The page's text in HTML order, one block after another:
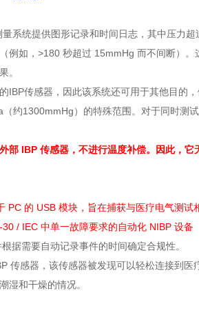
量系统提供图形记录和时间日志，其中压力
例如，>180 秒超过 15mmHg 而不间断）
。
IBP传感器，因此该系统还可用于其他目的
（约1300mmHg）的特殊范围。对于同时测
部 IBP 传感器，不进行温度补偿。因此，
PC 的 USB 模块，旨在捕获与医疗电气测
/ IEC 中单一故障要求的自动化 NIBP 设备
据需要自动记录事件的时间确定合规性。
传感器，该传感器被发现可以轻松连接到医
湿和干燥的情况。